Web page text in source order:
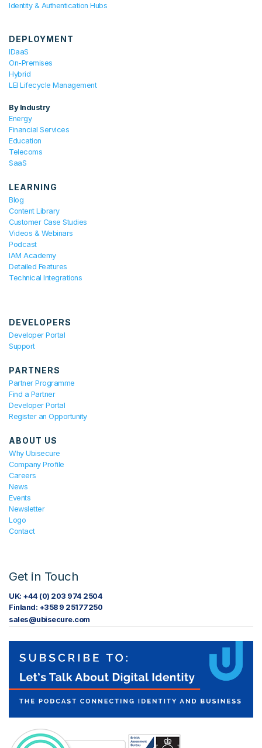
Identity & Authentication Hubs
DEPLOYMENT
IDaaS
On-Premises
Hybrid
LEI Lifecycle Management
By Industry
Energy
Financial Services
Education
Telecoms
SaaS
LEARNING
Blog
Content Library
Customer Case Studies
Videos & Webinars
Podcast
IAM Academy
Detailed Features
Technical Integrations
DEVELOPERS
Developer Portal
Support
PARTNERS
Partner Programme
Find a Partner
Developer Portal
Register an Opportunity
ABOUT US
Why Ubisecure
Company Profile
Careers
News
Events
Newsletter
Logo
Contact
Get in Touch
UK: +44 (0) 203 974 2504
Finland: +358 9 25177250
sales@ubisecure.com